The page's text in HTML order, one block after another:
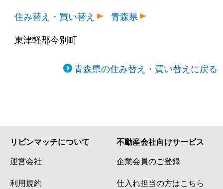
住み替え・買い替え
青森県
東津軽郡今別町
青森県の住み替え・買い替えに戻る
リビンマッチについて
運営会社
利用規約
不動産会社向けサービス
企業会員のご登録
仕入れ担当の方はこちら